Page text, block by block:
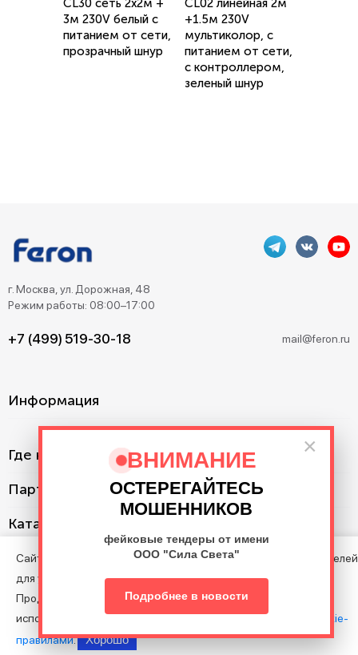
×
ВНИМАНИЕ
ОСТЕРЕГАЙТЕСЬ
МОШЕННИКОВ
фейковые тендеры от имени
ООО "Сила Света"
Подробнее в новости
CL30 сеть 2х2м +
3м 230V белый c
питанием от сети,
прозрачный шнур
CL02 линейная 2м
+1.5м 230V
мультиколор, c
питанием от сети,
с контроллером,
зеленый шнур
г. Москва, ул. Дорожная, 48
Режим работы: 08:00–17:00
+7 (499) 519-30-18 mail@feron.ru
Информация
Где купить?
Партнерам
Каталог
©2013–2026. Все права защищены. Данный сайт носит
информационно-справочный характер и не является публичной
офертой.
Сайт использует cookie с целью анализа поведения посетителей
для улучшения Сайта.
Продолжая пользоваться Сайтом, вы соглашаетесь на
использование файлов cookie в соответствии с нашими
Cookie-
правилами. Хорошо